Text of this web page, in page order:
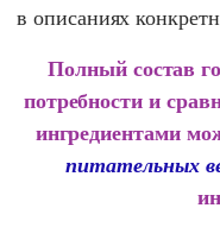
в описаниях
Полный состав
потребности и
ингредиентами
питательных